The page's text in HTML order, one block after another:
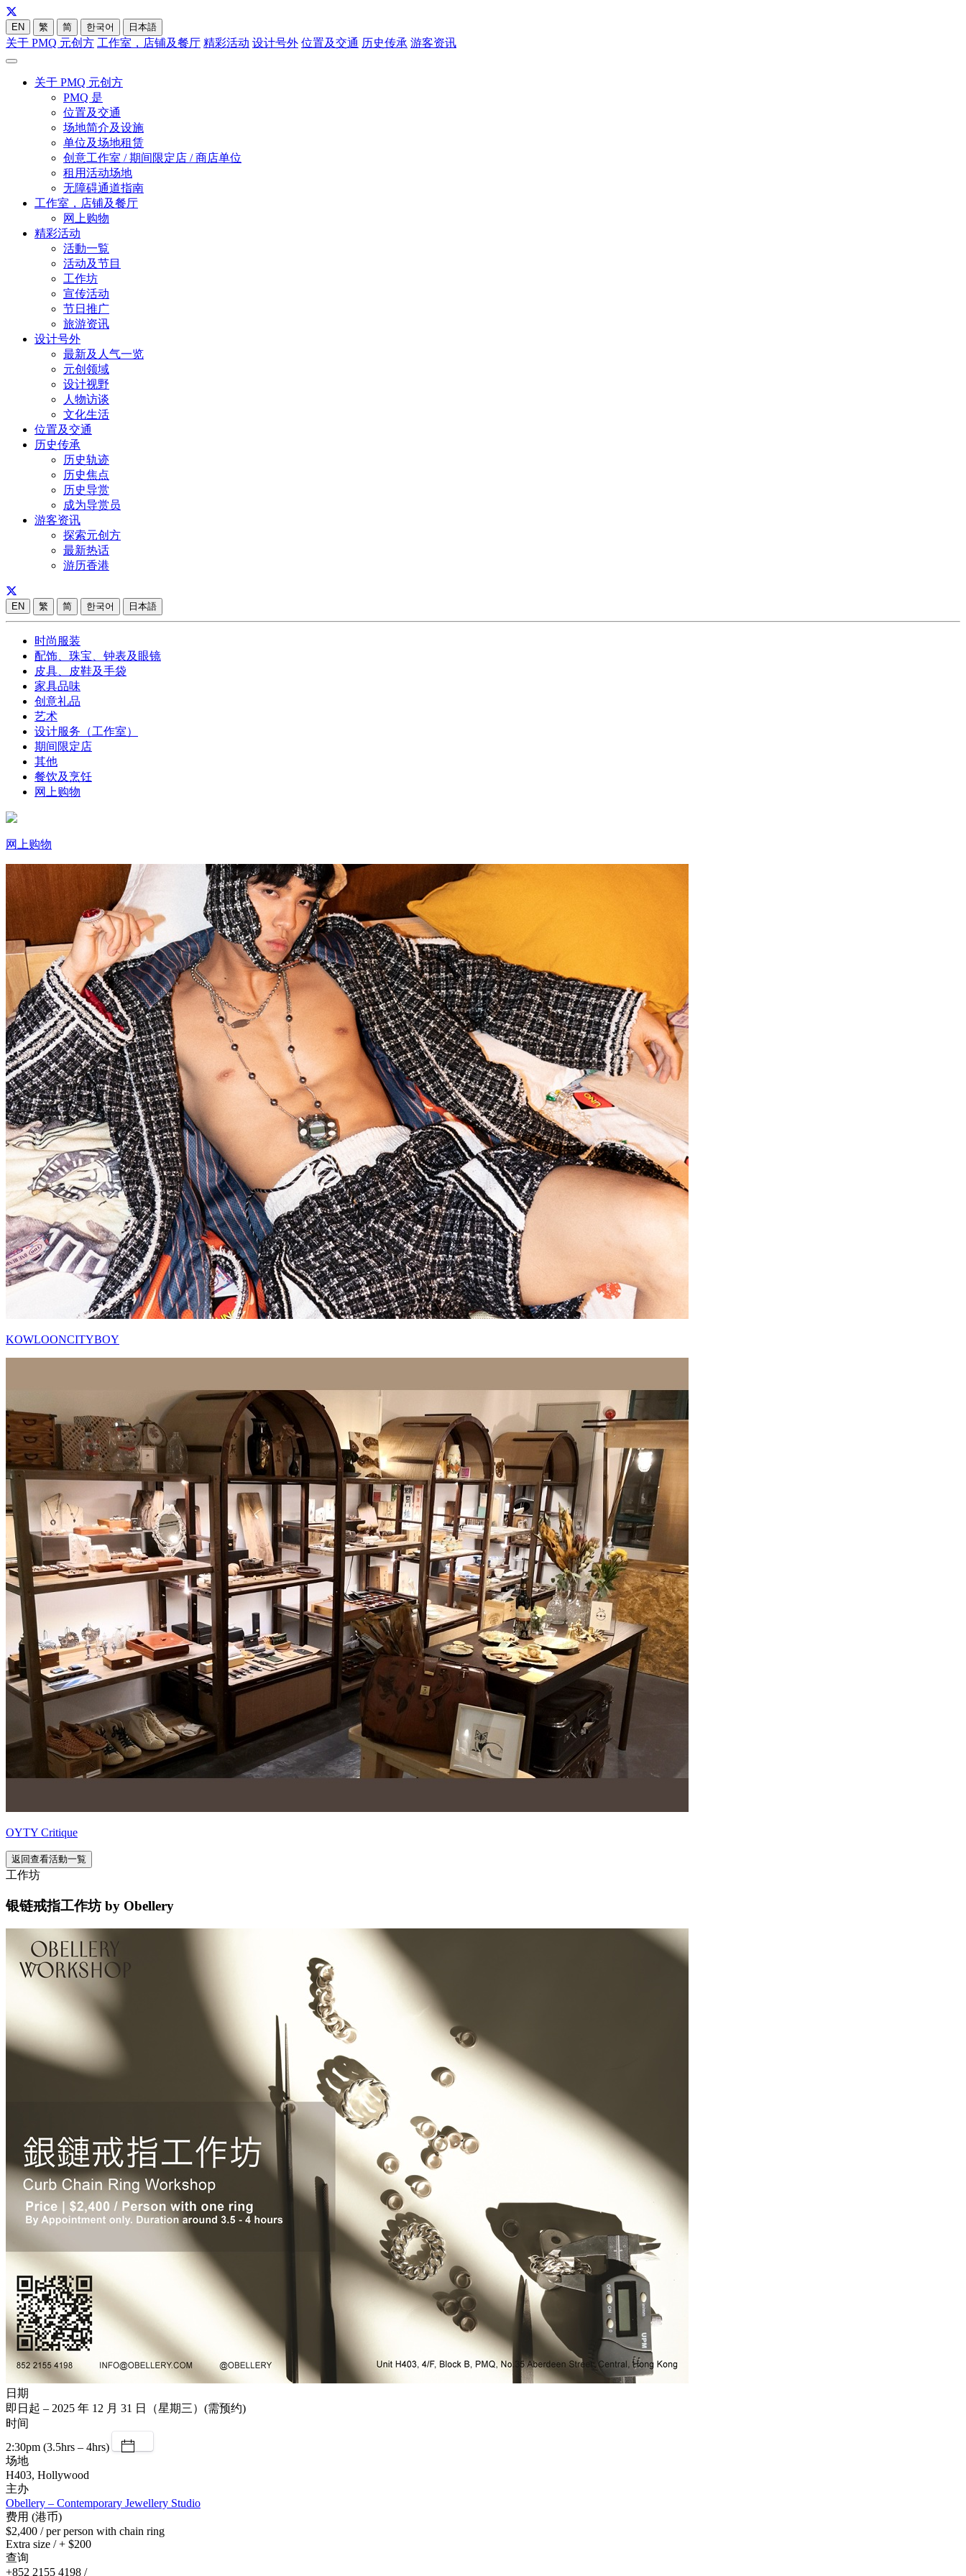
EN 繁 简 한국어 日本語
关于 PMQ 元创方 工作室，店铺及餐厅 精彩活动 设计号外 位置及交通 历史传承 游客资讯
关于 PMQ 元创方
PMQ 是
位置及交通
场地简介及设施
单位及场地租赁
创意工作室 / 期间限定店 / 商店单位
租用活动场地
无障碍通道指南
工作室，店铺及餐厅
网上购物
精彩活动
活動一覧
活动及节目
工作坊
宣传活动
节日推广
旅游资讯
设计号外
最新及人气一览
元创领域
设计视野
人物访谈
文化生活
位置及交通
历史传承
历史轨迹
历史焦点
历史导赏
成为导赏员
游客资讯
探索元创方
最新热话
游历香港
EN 繁 简 한국어 日本語
时尚服装
配饰、珠宝、钟表及眼镜
皮具、皮鞋及手袋
家具品味
创意礼品
艺术
设计服务（工作室）
期间限定店
其他
餐饮及烹饪
网上购物
网上购物
KOWLOONCITYBOY
OYTY Critique
返回查看活動一覧
工作坊
银链戒指工作坊 by Obellery
日期
即日起 – 2025 年 12 月 31 日（星期三）(需预约)
时间
2:30pm (3.5hrs – 4hrs)
场地
H403, Hollywood
主办
Obellery – Contemporary Jewellery Studio
费用 (港币)
$2,400 / per person with chain ring
Extra size / + $200
查询
+852 2155 4198 /